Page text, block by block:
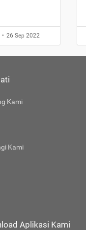
• 26 Sep 2022
Kami
Kami
Aplikasi Kami